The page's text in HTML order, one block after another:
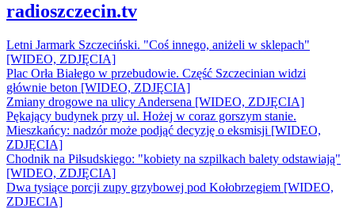
radioszczecin.tv
Letni Jarmark Szczeciński. "Coś innego, aniżeli w sklepach"
[WIDEO, ZDJĘCIA]
Plac Orła Białego w przebudowie. Część Szczecinian widzi
głównie beton [WIDEO, ZDJĘCIA]
Zmiany drogowe na ulicy Andersena [WIDEO, ZDJĘCIA]
Pękający budynek przy ul. Hożej w coraz gorszym stanie.
Mieszkańcy: nadzór może podjąć decyzję o eksmisji [WIDEO,
ZDJĘCIA]
Chodnik na Piłsudskiego: "kobiety na szpilkach balety odstawiają"
[WIDEO, ZDJĘCIA]
Dwa tysiące porcji zupy grzybowej pod Kołobrzegiem [WIDEO,
ZDJECIA]